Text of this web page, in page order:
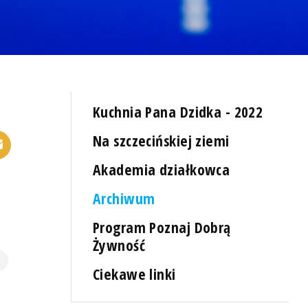
Kuchnia Pana Dzidka - 2022
Na szczecińskiej ziemi
Akademia działkowca
Archiwum
Program Poznaj Dobrą
Żywność
Ciekawe linki